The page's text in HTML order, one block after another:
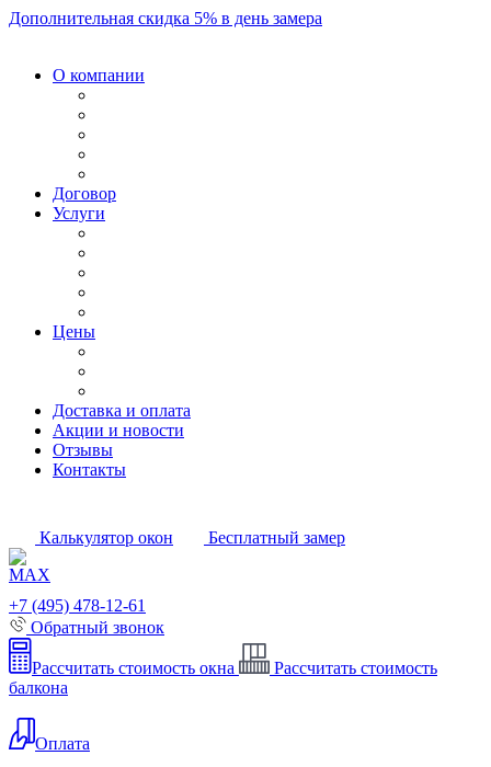
Дополнительная скидка 5% в день замера
О компании
Договор
Услуги
Цены
Доставка и оплата
Акции и новости
Отзывы
Контакты
Калькулятор окон Бесплатный замер
+7 (495) 478-12-61
Обратный звонок
Рассчитать стоимость окна
Рассчитать стоимость
балкона
Оплата